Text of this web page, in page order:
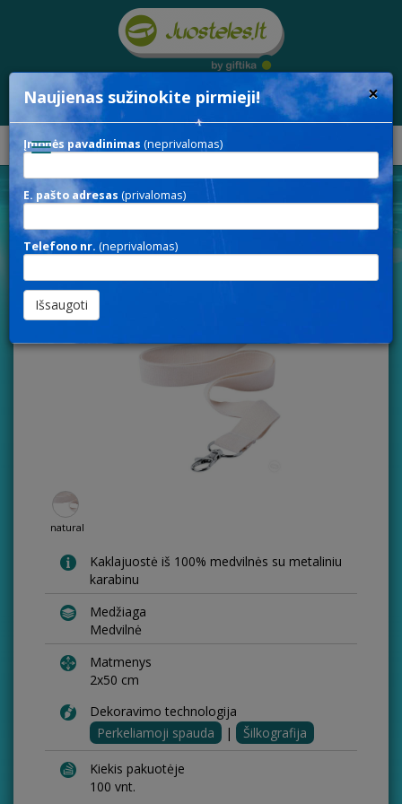
Toggle
Kaklajuostės
Sandėliuojamos
20MM_COTTON
20MM_COTTON
natural
Kaklajuostė iš 100% medvilnės su metaliniu
karabinu
Medžiaga
Medvilnė
Matmenys
2x50 cm
Dekoravimo technologija
Perkeliamoji spauda
| Šilkografija
Kiekis pakuotėje
100 vnt.
×
Naujienas sužinokite pirmieji!
Įmonės pavadinimas (neprivalomas)
E. pašto adresas (privalomas)
Telefono nr. (neprivalomas)